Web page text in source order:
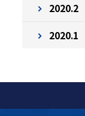
2020.2
2020.1